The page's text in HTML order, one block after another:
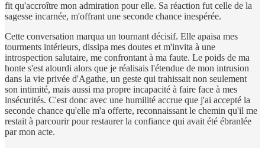
fit qu'accroître mon admiration pour elle. Sa réaction fut celle de la
sagesse incarnée, m'offrant une seconde chance inespérée.
Cette conversation marqua un tournant décisif. Elle apaisa mes
tourments intérieurs, dissipa mes doutes et m'invita à une
introspection salutaire, me confrontant à ma faute. Le poids de ma
honte s'est alourdi alors que je réalisais l'étendue de mon intrusion
dans la vie privée d'Agathe, un geste qui trahissait non seulement
son intimité, mais aussi ma propre incapacité à faire face à mes
insécurités. C'est donc avec une humilité accrue que j'ai accepté la
seconde chance qu'elle m'a offerte, reconnaissant le chemin qu'il me
restait à parcourir pour restaurer la confiance qui avait été ébranlée
par mon acte.